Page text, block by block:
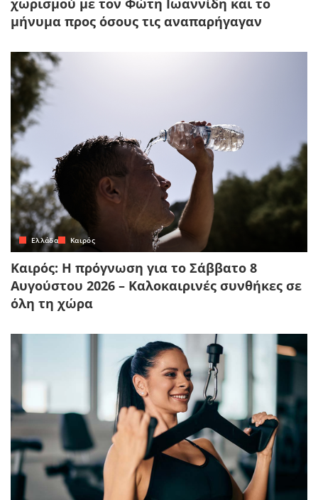
μήνυμα προς όσους τις αναπαρήγαγαν
Ελλάδα Καιρός
Καιρός: Η πρόγνωση για το Σάββατο 8
Αυγούστου 2026 – Καλοκαιρινές συνθήκες σε
όλη τη χώρα